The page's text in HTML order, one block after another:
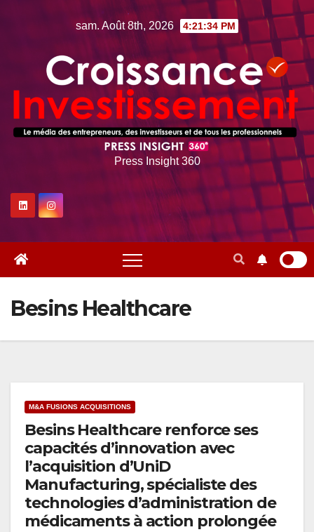
sam. Août 8th, 2026 4:21:34 PM
Press Insight 360
Besins Healthcare
M&A FUSIONS ACQUISITIONS
Besins Healthcare renforce ses
capacités d’innovation avec
l’acquisition d’UniD
Manufacturing, spécialiste des
technologies d’administration de
médicaments à action prolongée